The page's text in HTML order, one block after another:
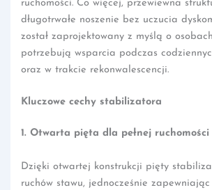
ruchomości. Co więcej, przewiewna
długotrwałe noszenie bez uczucia
został zaprojektowany z myślą o
potrzebują wsparcia podczas
oraz w trakcie rekonwalescencji.
Kluczowe cechy stabilizatora
1. Otwarta pięta dla pełnej ruchomości
Dzięki otwartej konstrukcji pięty
ruchów stawu, jednocześnie